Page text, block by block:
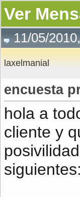
Ver
11/05/
laxelmanial
encuesta
hola a
cliente y
siguientes: